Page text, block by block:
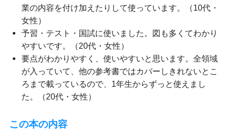
業の内容を付け加えたりして使っています。（10代・
女性）
予習・テスト・国試に使いました。図も多くてわかり
やすいです。（20代・女性）
要点がわかりやすく、使いやすいと思います。全領域
が入っていて、他の参考書ではカバーしきれないとこ
ろまで載っているので、1年生からずっと使えまし
た。（20代・女性）
この本の内容